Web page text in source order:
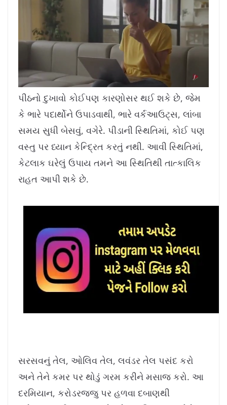
U
n
u
t
o
d
e
:
9
9
પીઠનો દુખાવો કોઈપણ કારણોસર થઈ શકે છે, જેમ
કે ભારે પદાર્થોને ઉપાડવાથી, ભારે વર્કઆઉટ્સ, લાંબા
સમય સુધી બેસવું, વગેરે. પીડાની સ્થિતિમાં, કોઈ પણ
વસ્તુ પર ધ્યાન કેન્દ્રિત કરતું નથી. આવી સ્થિતિમાં,
કેટલાક ઘરેલું ઉપાય તમને આ સ્થિતિથી તાત્કાલિક
રાહત આપી શકે છે.
સરસવનું તેલ, ઓલિવ તેલ, લવંડર તેલ પસંદ કરો
અને તેને કમર પર થોડું ગરમ ​​કરીને મસાજ કરો. આ
દરમિયાન, કરોડરજ્જુ પર હળવા દબાણથી